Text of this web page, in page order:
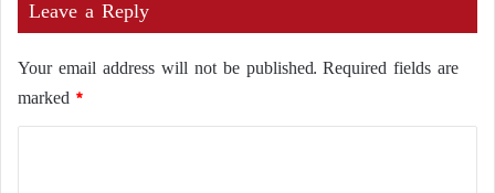
Leave a Reply
Your email address will not be published. Required fields are
marked *